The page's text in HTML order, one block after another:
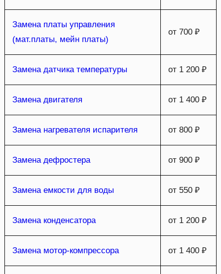
Замена платы управления
(мат.платы, мейн платы)
от 700 ₽
Замена датчика температуры от 1 200 ₽
Замена двигателя от 1 400 ₽
Замена нагревателя испарителя от 800 ₽
Замена дефростера от 900 ₽
Замена емкости для воды от 550 ₽
Замена конденсатора от 1 200 ₽
Замена мотор-компрессора от 1 400 ₽